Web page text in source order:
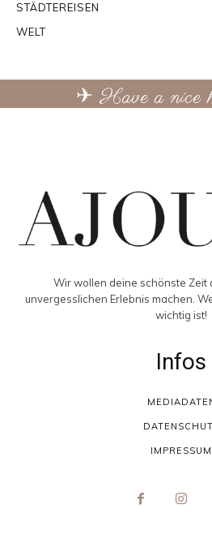
STÄDTEREISEN
WELT
✈ Have a nice
Wir wollen deine schönste Zeit
unvergesslichen Erlebnis machen.
wichtig ist!
Infos
IMPRESSUM